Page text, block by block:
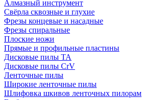
Алмазный инструмент
Свёрла сквозные и глухие
Фрезы концевые и насадные
Фрезы спиральные
Плоские ножи
Прямые и профильные пластины
Дисковые пилы TA
Дисковые пилы CrV
Ленточные пилы
Широкие ленточные пилы
Шлифовка шкивов ленточных пилорам